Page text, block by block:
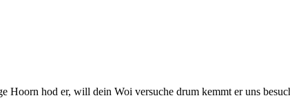
Hoorn hod er, will dein Woi versuche drum kemmt er uns